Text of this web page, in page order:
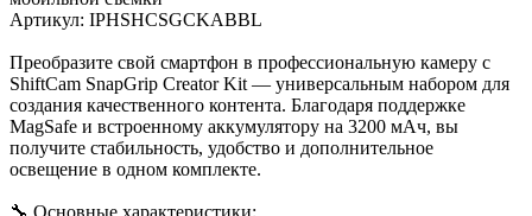
Артикул: IPHSHCSGCKABBL
Преобразите свой смартфон в профессиональную камеру с
ShiftCam SnapGrip Creator Kit — универсальным набором для
создания качественного контента. Благодаря поддержке
MagSafe и встроенному аккумулятору на 3200 мАч, вы
получите стабильность, удобство и дополнительное
освещение в одном комплекте.​
🔧 Основные характеристики: